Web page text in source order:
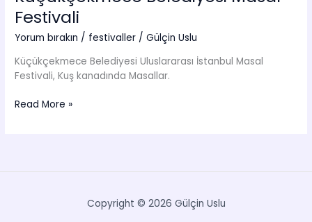
Festivali
Yorum bırakın / festivaller /Gülçin Uslu
Küçükçekmece Belediyesi Uluslararası İstanbul Masal
Festivali, Kuş kanadında Masallar.
Küçükçekmece
Read More »
Copyright © 2026 Gülçin Uslu